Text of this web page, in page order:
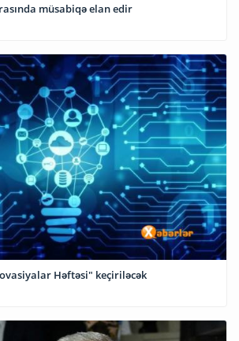
müsabiqə elan edir
Həftəsi" keçiriləcək